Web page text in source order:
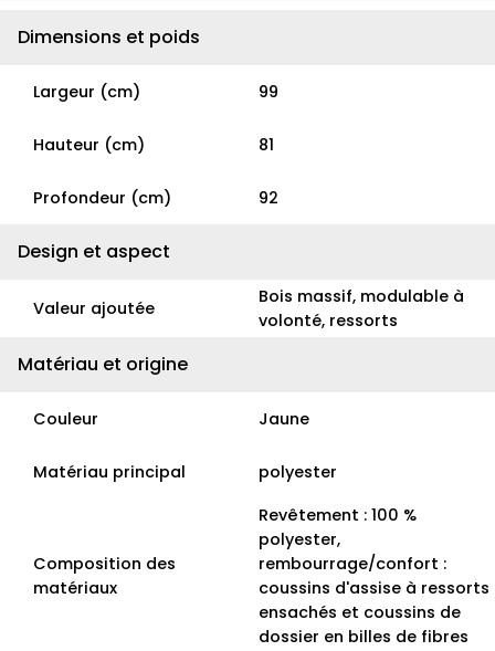
Dimensions et poids
Largeur (cm) 99
Hauteur (cm) 81
Profondeur (cm) 92
Design et aspect
Valeur ajoutée
Bois massif, modulable à
volonté, ressorts
Matériau et origine
Couleur Jaune
Matériau principal polyester
Composition des
matériaux
Revêtement : 100 %
polyester,
rembourrage/confort :
coussins d'assise à ressorts
ensachés et coussins de
dossier en billes de fibres